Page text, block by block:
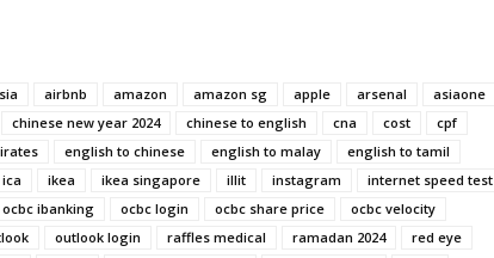
airbnb amazon amazon sg apple arsenal
asiaone
chinese new year 2024 chinese to english cna cost
cpf
english to chinese english to malay
english to tamil
ica ikea ikea singapore illit instagram
internet speed test
ocbc ibanking ocbc login ocbc share price
ocbc velocity
outlook login raffles medical ramadan 2024
red eye